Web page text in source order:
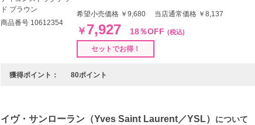
商品番号 10612354
希望小売価格 ￥9,680 当店通常価格 ￥8,137
￥ 7,927 18％OFF (税込)
セットでお得！
獲得ポイント： 80ポイント
イヴ・サンローラン（Yves Saint Laurent／YSL） について